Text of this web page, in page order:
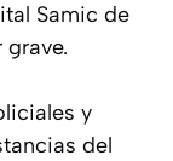
Samic de
y
del